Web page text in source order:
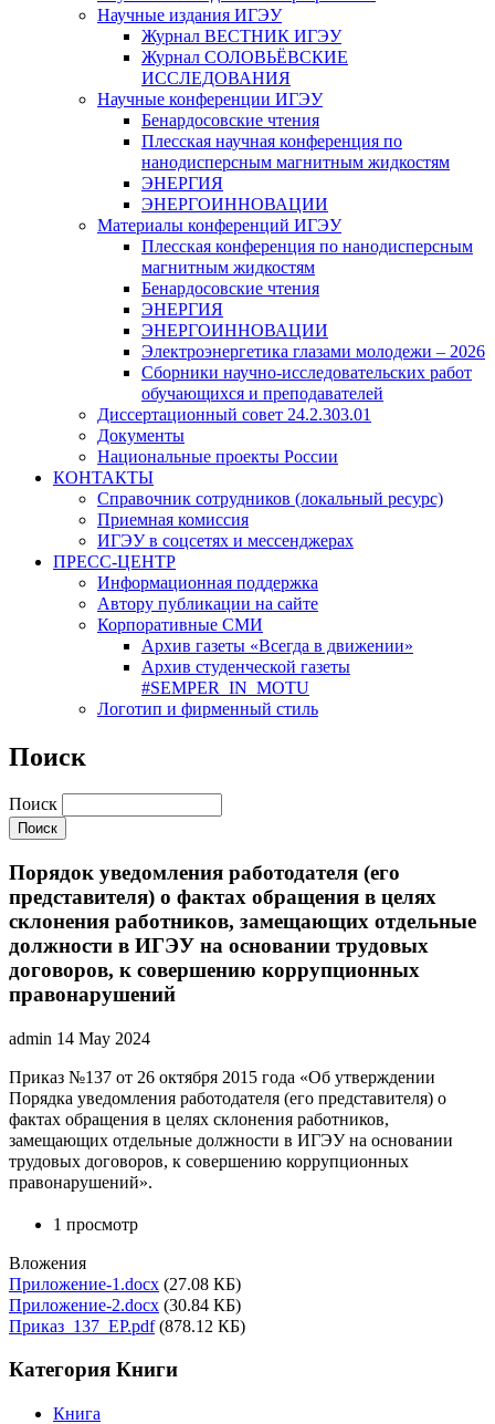
Научные издания ИГЭУ
Журнал ВЕСТНИК ИГЭУ
Журнал СОЛОВЬЁВСКИЕ
ИССЛЕДОВАНИЯ
Научные конференции ИГЭУ
Бенардосовские чтения
Плесская научная конференция по
нанодисперсным магнитным жидкостям
ЭНЕРГИЯ
ЭНЕРГОИННОВАЦИИ
Материалы конференций ИГЭУ
Плесская конференция по нанодисперсным
магнитным жидкостям
Бенардосовские чтения
ЭНЕРГИЯ
ЭНЕРГОИННОВАЦИИ
Электроэнергетика глазами молодежи – 2026
Сборники научно-исследовательских работ
обучающихся и преподавателей
Диссертационный совет 24.2.303.01
Документы
Национальные проекты России
КОНТАКТЫ
Cправочник сотрудников (локальный ресурс)
Приемная комиссия
ИГЭУ в соцсетях и мессенджерах
ПРЕСС-ЦЕНТР
Информационная поддержка
Автору публикации на сайте
Корпоративные СМИ
Архив газеты «Всегда в движении»
Архив студенческой газеты
#SEMPER_IN_MOTU
Логотип и фирменный стиль
Поиск
Поиск
Порядок уведомления работодателя (его
представителя) о фактах обращения в целях
склонения работников, замещающих отдельные
должности в ИГЭУ на основании трудовых
договоров, к совершению коррупционных
правонарушений
admin 14 May 2024
Приказ №137 от 26 октября 2015 года «Об утверждении
Порядка уведомления работодателя (его представителя) о
фактах обращения в целях склонения работников,
замещающих отдельные должности в ИГЭУ на основании
трудовых договоров, к совершению коррупционных
правонарушений».
1 просмотр
Вложения
Приложение-1.docx (27.08 КБ)
Приложение-2.docx (30.84 КБ)
Приказ_137_EP.pdf (878.12 КБ)
Категория Книги
Книга